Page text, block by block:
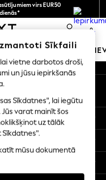
virs EUR50
varat
valodā!
0
ZĒNI MAZULIS
tīkli Sīkfaili
vietne darbotos droši,
un jūsu iepirkšanās
Sīkdatnes", lai iegūtu
varat mainīt šos
uz tālāk
mūsu dokumentā